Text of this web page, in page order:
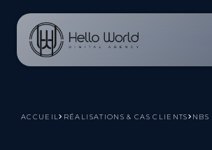
ACCUEIL RÉALISATIONS & CAS CLIENTS NBS